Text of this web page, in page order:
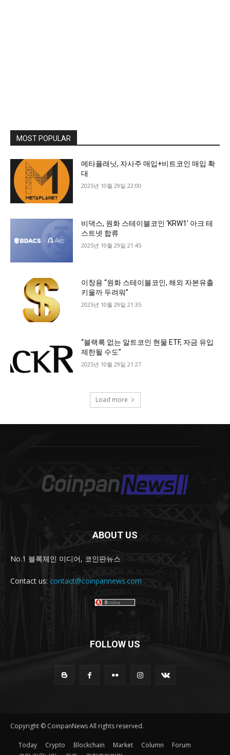
ABOUT US
No.1 블록체인 미디어, 코인판뉴스
Contact us: contact@coinpannews.com
FOLLOW US
Copyright © CoinpanNews All rights reserved.
Today Crypto Blockchain Market Column
Forum